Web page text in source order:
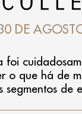
DE
foi
o que há de
segmentos de